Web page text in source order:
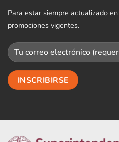
Para estar siempre actualizado
promociones vigentes.